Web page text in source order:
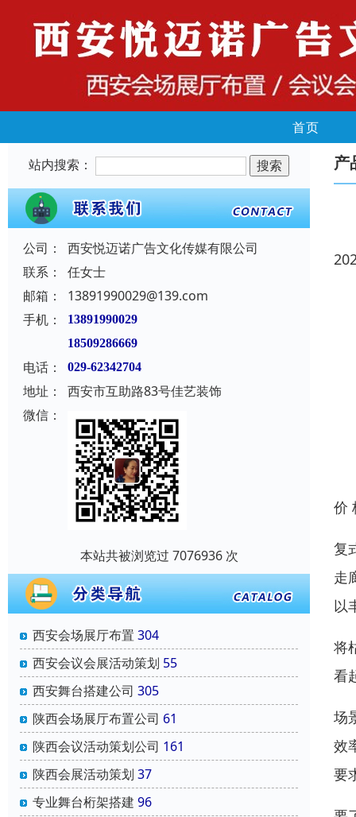
首页
站内搜索：
公司：
西安悦迈诺广告文化传媒有限公司
联系：
任女士
邮箱：
13891990029@139.com
手机：
13891990029
18509286669
电话： 029-62342704
地址：
西安市互助路83号佳艺装饰
微信：
本站共被浏览过 7076936 次
西安会场展厅布置 304
西安会议会展活动策划 55
西安舞台搭建公司 305
陕西会场展厅布置公司 61
陕西会议活动策划公司 161
陕西会展活动策划 37
专业舞台桁架搭建 96
产
价
复
走
以
将
看
场
效
要